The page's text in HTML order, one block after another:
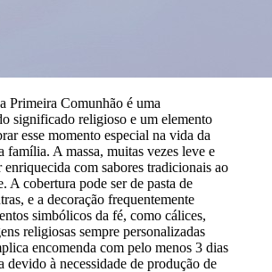
Primeira Comunhão é uma
significado religioso e um elemento
esse momento especial na vida da
família. A massa, muitas vezes leve e
enriquecida com sabores tradicionais ao
A cobertura pode ser de pasta de
e a decoração frequentemente
simbólicos da fé, como cálices,
religiosas sempre personalizadas
encomenda com pelo menos 3 dias
devido à necessidade de produção de